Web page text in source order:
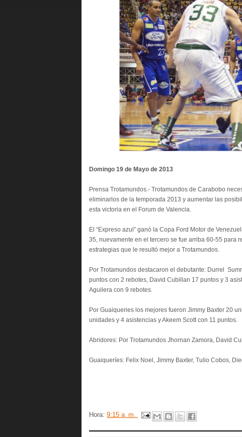
Domingo 19 de Mayo de 2013
Prensa Trotamundos.- Trotamundos de Carabobo
eliminarlos de la temporada 2013 y aumentar las
esta victoria en el Forum de Valencia.
El “Expreso azul” ganó la Copa Ford Motor de
35, nuevamente en el tercero se fue arriba 60-55 para
estrategias que le resultó mejor a Trotamundos.
Por Trotamundos destacaron el debutante: Durrel
puntos con 2 rebotes, David Cubillan 17 puntos y 3
Aguilera con 9 rebotes.
Por Guaiqueries los mejores fueron Jimmy Baxter 20
unidades y 4 asistencias y Akeem Scott con 11 puntos.
Abridores: Por Trotamundos Jhornan Zamora, David
Guaiqueríes: Felix Noel, Jimmy Baxter, Tulio Cobos,
Hora: 9:15 a. m.